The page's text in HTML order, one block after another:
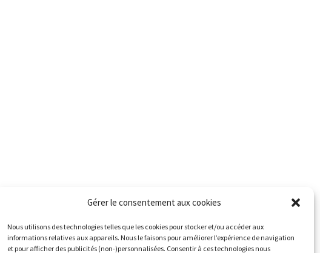
Gérer le consentement aux cookies
Nous utilisons des technologies telles que les cookies pour stocker et/ou accéder aux
informations relatives aux appareils. Nous le faisons pour améliorer l’expérience de navigation
et pour afficher des publicités (non-)personnalisées. Consentir à ces technologies nous